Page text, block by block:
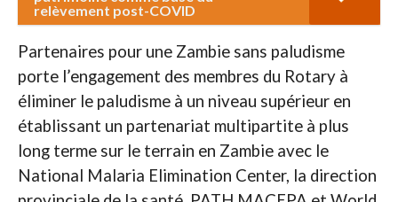
relèvement post-COVID
Partenaires pour une Zambie sans paludisme
porte l’engagement des membres du Rotary à
éliminer le paludisme à un niveau supérieur en
établissant un partenariat multipartite à plus
long terme sur le terrain en Zambie avec le
National Malaria Elimination Center, la direction